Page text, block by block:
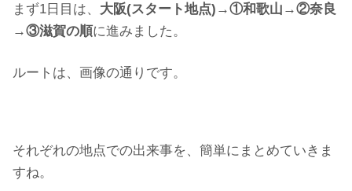
まず1日目は、 大阪(スタート地点)→①和歌山→②奈良
→③滋賀の順に進みました。
ルートは、画像の通りです。
それぞれの地点での出来事を、簡単にまとめていきま
すね。